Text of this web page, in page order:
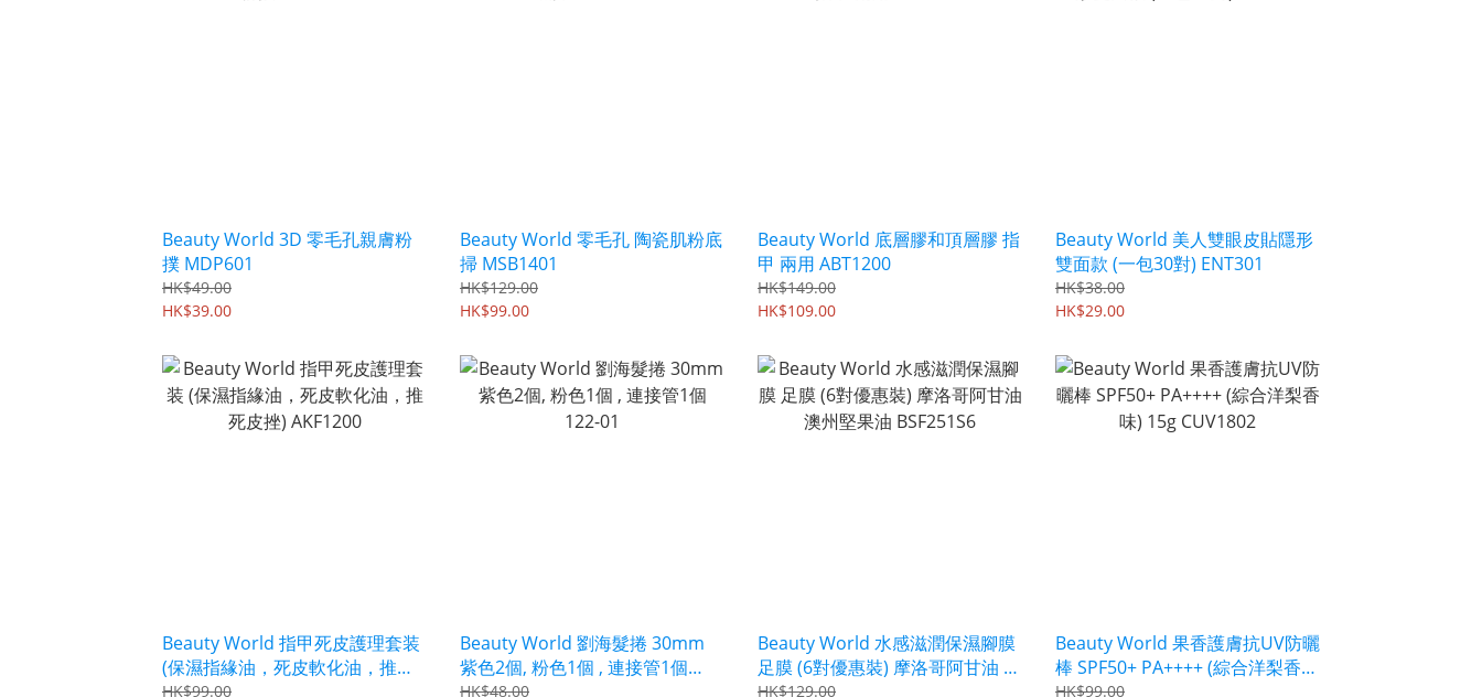
Beauty World 3D 零毛孔親膚粉
撲 MDP601
HK$49.00
HK$39.00
Beauty World 零毛孔 陶瓷肌粉底
掃 MSB1401
HK$129.00
HK$99.00
Beauty World 底層膠和頂層膠 指
甲 兩用 ABT1200
HK$149.00
HK$109.00
Beauty World 美人雙眼皮貼隱形
雙面款 (一包30對) ENT301
HK$38.00
HK$29.00
Beauty World 指甲死皮護理套装
(保濕指緣油，死皮軟化油，推死
皮挫) AKF1200
HK$99.00
Beauty World 劉海髮捲 30mm
紫色2個, 粉色1個 , 連接管1個
122-01
HK$48.00
Beauty World 水感滋潤保濕腳膜
足膜 (6對優惠裝) 摩洛哥阿甘油 澳
州堅果油 BSF251S6
HK$129.00
Beauty World 果香護膚抗UV防曬
棒 SPF50+ PA++++ (綜合洋梨香
味) 15g CUV1802
HK$99.00